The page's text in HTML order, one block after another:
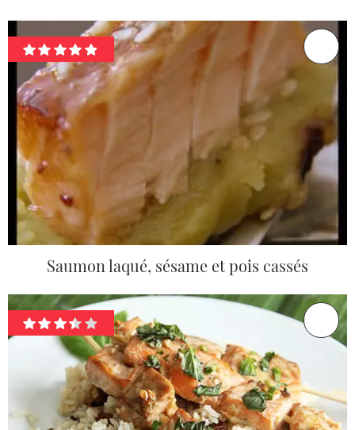
Saumon laqué, sésame et pois cassés